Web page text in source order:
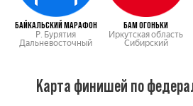
БАЙКАЛЬСКИЙ МАРАФОН
Р. Бурятия
Дальневосточный
БАМ ОГОНЬКИ
Иркутская область
Сибирский
Карта финишей по